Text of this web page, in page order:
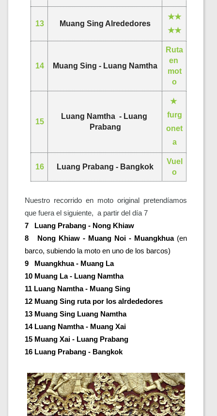
13 Muang Sing Alrededores
★★
★★
14 Muang Sing - Luang Namtha
Ruta
en
mot
o
15
Luang Namtha  - Luang
Prabang
★
furg
onet
a
16 Luang Prabang - Bangkok
Vuel
o
Nuestro recorrido en moto original pretendíamos
que fuera el siguiente,  a partir del día 7
7   Luang Prabang - Nong Khiaw
8   Nong Khiaw - Muang Noi - Muangkhua (en
barco, subiendo la moto en uno de los barcos)
9   Muangkhua - Muang La
10 Muang La - Luang Namtha
11 Luang Namtha - Muang Sing
12 Muang Sing ruta por los alrdededores
13 Muang Sing Luang Namtha
14 Luang Namtha - Muang Xai
15 Muang Xai - Luang Prabang
16 Luang Prabang - Bangkok